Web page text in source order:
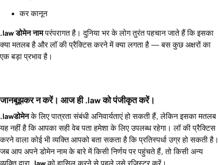
कर कानून
.lawडोमेन नामपरंपरागत है। दुनिया भर के लोग तुरंत पहचान जाते हैं कि इसका
क्या मतलब है और लॉ की प्रैक्टिस करने में क्या लगता है — बस कुछ अक्षरों का
एक बड़ा प्रभाव है।
जानबूझकर न करें। आज ही .law को पंजीकृत करें।
.lawडोमेनके लिए पात्रता संबंधी अनिवार्यताएं हो सकती हैं, लेकिन इसका मतलब
यह नहीं है कि आपका सही वेब पता हमेशा के लिए उपलब्ध रहेगा। लॉ की प्रैक्टिस
करने वाला कोई भी व्यक्ति आपको बता सकता है कि प्रतिस्पर्धा उग्र हो सकती है।
जब आप अपने डोमेन नाम के बारे में किसी निर्णय पर पहुंचते हैं, तो किसी अन्य
व्यक्ति द्वारा .lawको हासिल करने से पहले उसे रजिस्टर करें।